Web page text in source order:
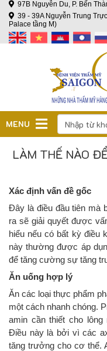
97B Nguyễn Du, P. Bến
39 - 39A Nguyễn Trung
Palace tầng M)
MENU
LÀM THẾ NÀO
Xác định vấn đề gốc
Đây là điều đầu tiên mà
ra sẽ giải quyết được
hiểu nếu có bất kỳ điều
này thường được áp
để tăng cường sự tăng
Ăn uống hợp lý
Ăn các loại thực phẩm
một cách nhanh chóng.
amin cần thiết cho
Điều này là bởi vì các
tăng trưởng cho cơ thể.